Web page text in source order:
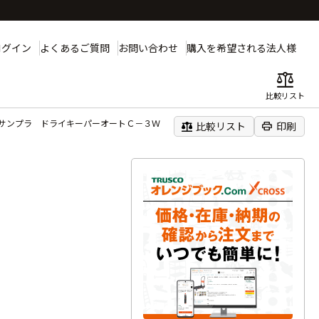
イン よくあるご質問 お問い合わせ 購入を希望される法人様
balance
比較リスト
ンプラ ドライキーパーオートＣ－３Ｗ balance 比較リスト print 印刷